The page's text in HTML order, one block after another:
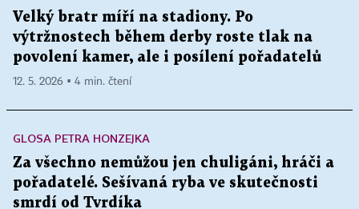
Velký bratr míří na stadiony. Po
výtržnostech během derby roste tlak na
povolení kamer, ale i posílení pořadatelů
12. 5. 2026 ▪ 4 min. čtení
GLOSA PETRA HONZEJKA
Za všechno nemůžou jen chuligáni, hráči a
pořadatelé. Sešívaná ryba ve skutečnosti
smrdí od Tvrdíka